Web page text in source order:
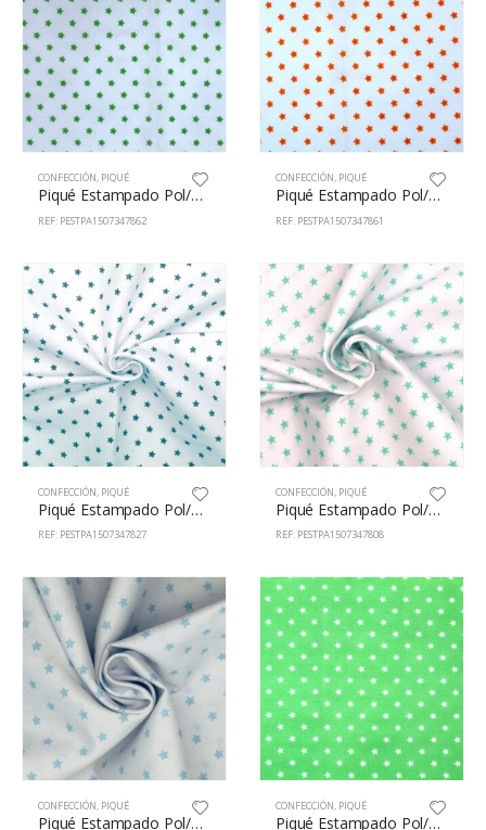
CONFECCIÓN, PIQUÉ
Piqué Estampado Pol/Alg 65/35% 150cm 73478/62
REF: PESTPA1507347862
CONFECCIÓN, PIQUÉ
Piqué Estampado Pol/Alg 65/35% 150cm 73478/61
REF: PESTPA1507347861
CONFECCIÓN, PIQUÉ
Piqué Estampado Pol/Alg 65/35% 150cm 73478/27
REF: PESTPA1507347827
CONFECCIÓN, PIQUÉ
Piqué Estampado Pol/Alg 65/35% 150cm 73478/8
REF: PESTPA1507347808
CONFECCIÓN, PIQUÉ
Piqué Estampado Pol/Alg 65/35% 150cm 73478/07
CONFECCIÓN, PIQUÉ
Piqué Estampado Pol/Alg 65/35% 150cm 73400/62